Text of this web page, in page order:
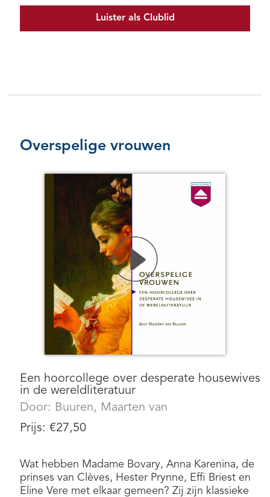
Luister als Clublid
Overspelige vrouwen
Een hoorcollege over desperate housewives
in de wereldliteratuur
Door: Buuren, Maarten van
Prijs: €27,50
Wat hebben Madame Bovary, Anna Karenina, de
prinses van Clèves, Hester Prynne, Effi Briest en
Eline Vere met elkaar gemeen? Zij zijn klassieke